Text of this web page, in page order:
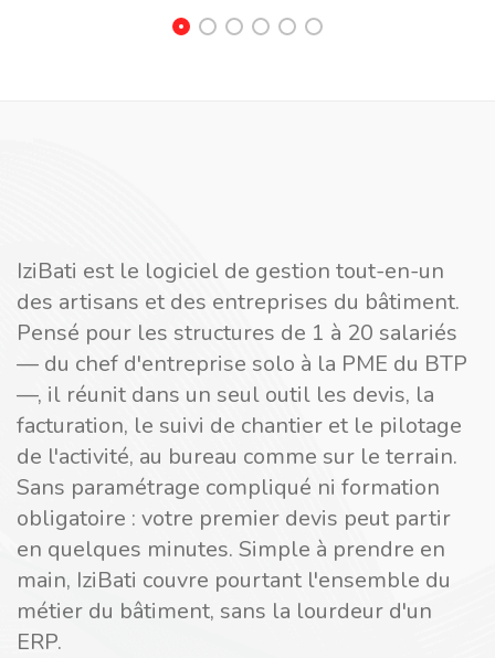
IziBati est le logiciel de gestion tout-en-un
des artisans et des entreprises du bâtiment.
Pensé pour les structures de 1 à 20 salariés
— du chef d'entreprise solo à la PME du BTP
—, il réunit dans un seul outil les devis, la
facturation, le suivi de chantier et le pilotage
de l'activité, au bureau comme sur le terrain.
Sans paramétrage compliqué ni formation
obligatoire : votre premier devis peut partir
en quelques minutes. Simple à prendre en
main, IziBati couvre pourtant l'ensemble du
métier du bâtiment, sans la lourdeur d'un
ERP.